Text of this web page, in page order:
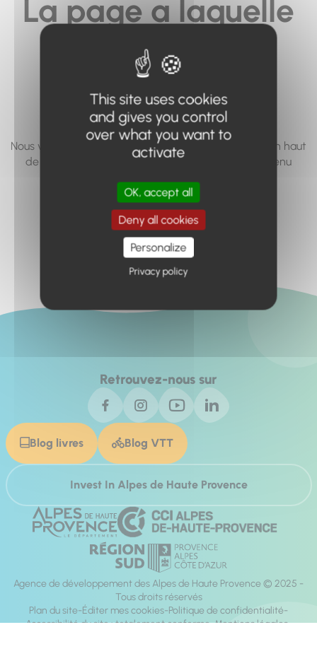
La page a laquelle
vous cherchez à
accéder n'existe
pas... ou plus.
Nous vous invitons à utiliser le moteur de recherche en haut
de page, ou à utiliser le menu pour trouver le contenu
Retour à l'accueil
Retrouvez-nous sur
Blog livres Blog VTT
Invest In Alpes de Haute Provence
Agence de développement des Alpes de Haute Provence © 2025 -
Tous droits réservés
Plan du site Éditer mes cookies Politique de confidentialité
Accessibilité du site : totalement conforme Mentions légales
This site uses cookies
and gives you control
over what you want to
activate
OK, accept all
Deny all cookies
Personalize
Privacy policy